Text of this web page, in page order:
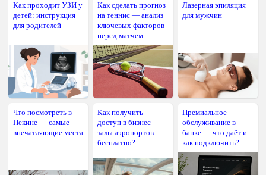
Как проходит УЗИ у
детей: инструкция
для родителей
Как сделать прогноз
на теннис — анализ
ключевых факторов
перед матчем
Лазерная эпиляция
для мужчин
Что посмотреть в
Пекине — самые
впечатляющие места
Как получить
доступ в бизнес-
залы аэропортов
бесплатно?
Премиальное
обслуживание в
банке — что даёт и
как подключить?